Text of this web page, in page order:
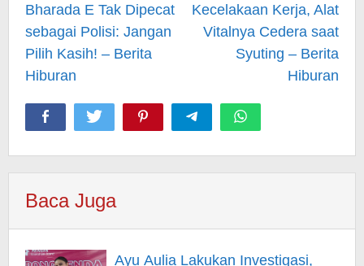
Bharada E Tak Dipecat
sebagai Polisi: Jangan
Pilih Kasih! – Berita
Hiburan
Kecelakaan Kerja, Alat
Vitalnya Cedera saat
Syuting – Berita
Hiburan
Baca Juga
Ayu Aulia Lakukan Investigasi,